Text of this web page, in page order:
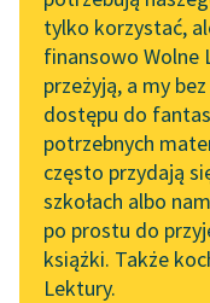
Lab
Zapraszamy na
online z tłumaczkami
literatury
Spotkanie z Katarzyną
Tunkiel w Oslo
102. lata temu zmarł
Joseph Conrad
tylko korzystać,
finansowo Wolne
przeżyją, a my
dostępu do
potrzebnych
często przydają
szkołach albo
po prostu do
książki. Także
Lektury.